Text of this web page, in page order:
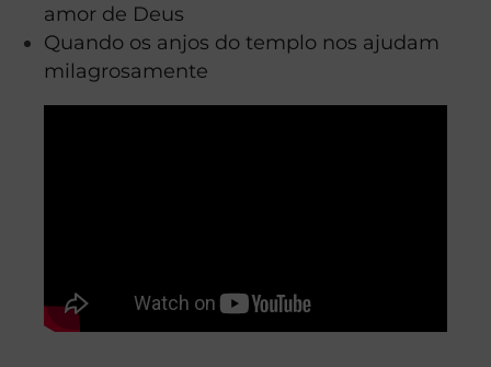
amor de Deus
Quando os anjos do templo nos ajudam
milagrosamente